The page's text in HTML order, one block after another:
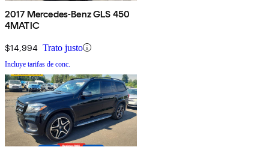
2017 Mercedes-Benz GLS 450
4MATIC
$14,994 Trato justo
Incluye tarifas de conc.